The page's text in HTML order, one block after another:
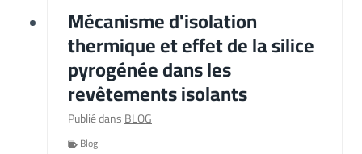
Mécanisme d'isolation
thermique et effet de la silice
pyrogénée dans les
revêtements isolants
Publié dansBLOG
Blog